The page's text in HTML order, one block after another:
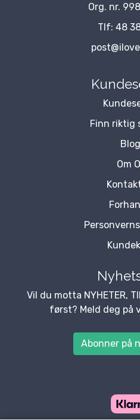
Org. nr.
Tlf: 48
Finn riktig
Om
Vil du motta NYHETER,
først? Meld deg på
Abonner på